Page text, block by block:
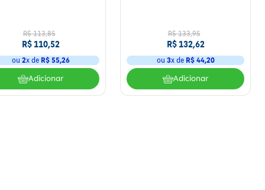
R$ 113,85
R$ 110,52
ou 2x de R$ 55,26
Adicionar
R$ 133,95
R$ 132,62
ou 3x de R$ 44,20
Adicionar